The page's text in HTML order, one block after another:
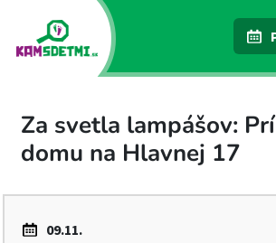
Za svetla lampášov:
domu na Hlavnej 17
09.11.